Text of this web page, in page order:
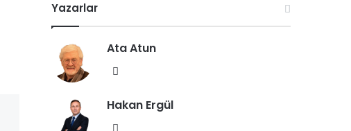
Yazarlar
Ata Atun
sit
Hakan Ergül